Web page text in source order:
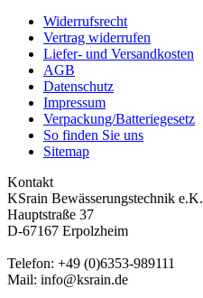
Widerrufsrecht
Vertrag widerrufen
Liefer- und Versandkosten
AGB
Datenschutz
Impressum
Verpackung/Batteriegesetz
So finden Sie uns
Sitemap
Kontakt
KSrain Bewässerungstechnik e.K.
Hauptstraße 37
D-67167 Erpolzheim
Telefon: +49 (0)6353-989111
Mail: info@ksrain.de